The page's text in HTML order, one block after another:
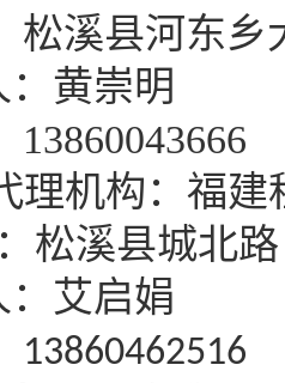
松溪县河东乡
黄崇明
13860043666
理机构： 福建
松溪县城北路
艾启娟
13860462516